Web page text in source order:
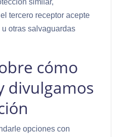
tercero receptor acepte
otras salvaguardas
cómo
divulgamos
opciones con